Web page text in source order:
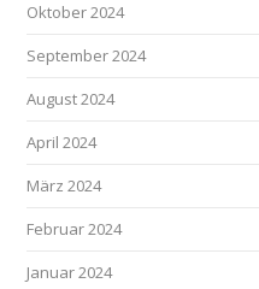
Oktober 2024
September 2024
August 2024
April 2024
März 2024
Februar 2024
Januar 2024